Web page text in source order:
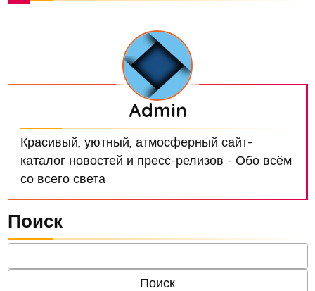
Admin
Красивый, уютный, атмосферный сайт-
каталог новостей и пресс-релизов - Обо всём
со всего света
Поиск